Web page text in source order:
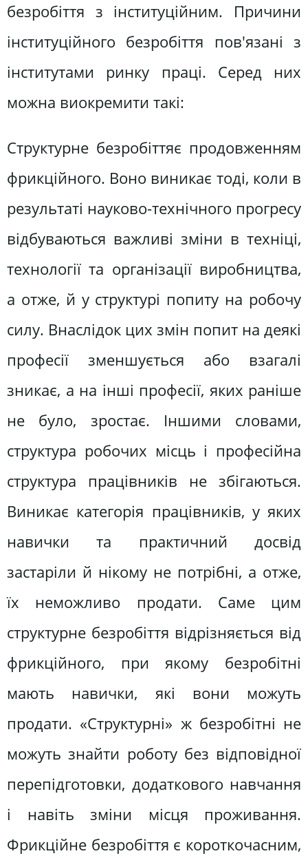
безробіття з інституційним. Причини
інституційного безробіття пов'язані з
інститутами ринку праці. Серед них
можна виокремити такі:
Структурне безробіттяє продовженням
фрикційного. Воно виникає тоді, коли в
результаті науково-технічного прогресу
відбуваються важливі зміни в техніці,
технології та організації виробництва,
а отже, й у структурі попиту на робочу
силу. Внаслідок цих змін попит на деякі
професії зменшується або взагалі
зникає, а на інші професії, яких раніше
не було, зростає. Іншими словами,
структура робочих місць і професійна
структура працівників не збігаються.
Виникає категорія працівників, у яких
навички та практичний досвід
застаріли й нікому не потрібні, а отже,
їх неможливо продати. Саме цим
структурне безробіття відрізняється від
фрикційного, при якому безробітні
мають навички, які вони можуть
продати. «Структурні» ж безробітні не
можуть знайти роботу без відповідної
перепідготовки, додаткового навчання
і навіть зміни місця проживання.
Фрикційне безробіття є короткочасним,